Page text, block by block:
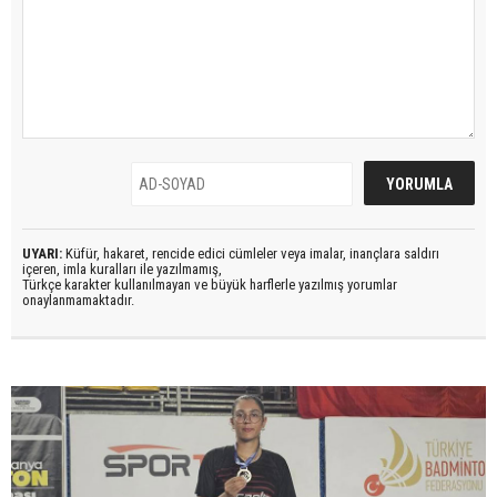
UYARI: Küfür, hakaret, rencide edici cümleler veya imalar, inançlara saldırı
içeren, imla kuralları ile yazılmamış,
Türkçe karakter kullanılmayan ve büyük harflerle yazılmış yorumlar
onaylanmamaktadır.